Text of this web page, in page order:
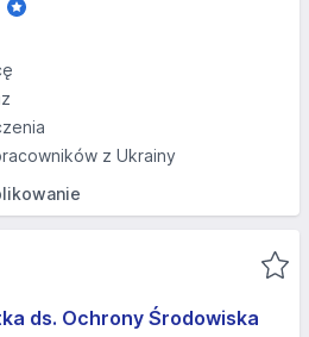
z Ukrainy
ds. Ochrony Środowiska